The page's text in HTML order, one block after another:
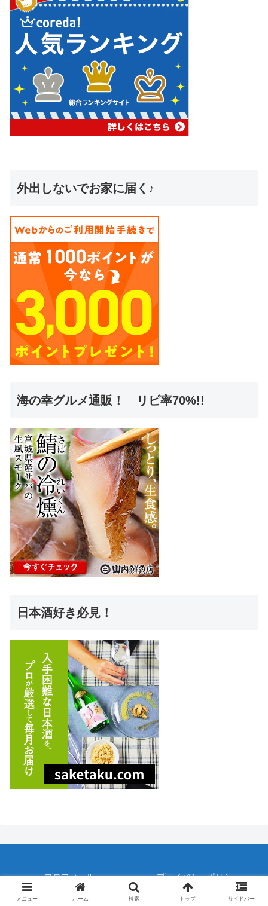
外出しないでお家に届く♪
海の幸グルメ通販！ リピ率70%!!
日本酒好き必見！
プロフィール
プライバシーポリシー
オルタナ歴史の始まり
マッドフラッド
メニュー ホーム 検索 トップ サイドバー